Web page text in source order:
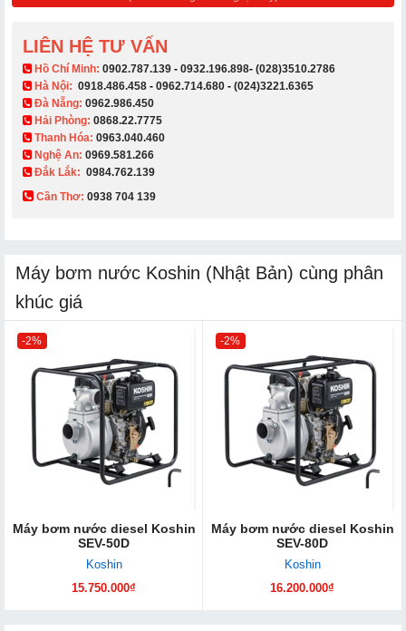
LIÊN HỆ TƯ VẤN
​ Hồ Chí Minh: 0902.787.139 - 0932.196.898- (028)3510.2786
Hà Nội: 0918.486.458 - 0962.714.680 - (024)3221.6365
Đà Nẵng: 0962.986.450
Hải Phòng: 0868.22.7775
Thanh Hóa: 0963.040.460
Nghệ An: 0969.581.266
Đắk Lắk: 0984.762.139
Cần Thơ: 0938 704 139​
Máy bơm nước Koshin (Nhật Bản) cùng phân
khúc giá
-2%
Máy bơm nước diesel Koshin
SEV-50D
Koshin
15.750.000₫
-2%
Máy bơm nước diesel Koshin
SEV-80D
Koshin
16.200.000₫